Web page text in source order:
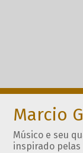
Marcio
Músico e seu
inspirado pelas